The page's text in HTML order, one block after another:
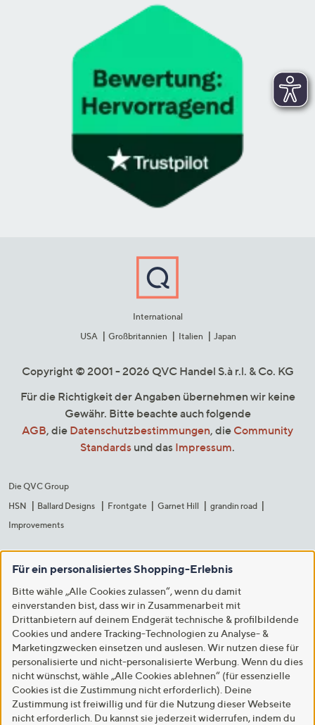
International
USA
Großbritannien Italien Japan
Copyright © 2001 - 2026 QVC Handel S.à r.l. & Co. KG
Für die Richtigkeit der Angaben übernehmen wir keine
Gewähr. Bitte beachte auch folgende
AGB, die Datenschutzbestimmungen, die Community
Standards und das Impressum.
Die QVC Group
HSN
Ballard Designs Frontgate Garnet Hill
grandin road
Improvements
Für ein personalisiertes Shopping-Erlebnis
Bitte wähle „Alle Cookies zulassen“, wenn du damit
einverstanden bist, dass wir in Zusammenarbeit mit
Drittanbietern auf deinem Endgerät technische & profilbildende
Cookies und andere Tracking-Technologien zu Analyse- &
Marketingzwecken einsetzen und auslesen. Wir nutzen diese für
personalisierte und nicht-personalisierte Werbung. Wenn du dies
nicht wünschst, wähle „Alle Cookies ablehnen“ (für essenzielle
Cookies ist die Zustimmung nicht erforderlich). Deine
Zustimmung ist freiwillig und für die Nutzung dieser Webseite
nicht erforderlich. Du kannst sie jederzeit widerrufen, indem du